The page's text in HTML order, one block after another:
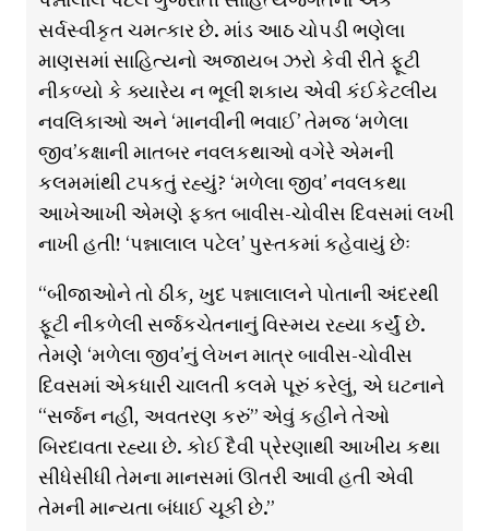
સર્વસ્વીકૃત ચમત્કાર છે. માંડ આઠ ચોપડી ભણેલા
માણસમાં સાહિત્યનો અજાયબ ઝરો કેવી રીતે ફૂટી
નીકળ્યો કે ક્યારેય ન ભૂલી શકાય એવી કંઈકેટલીય
નવલિકાઓ અને ‘માનવીની ભવાઈ’ તેમજ ‘મળેલા
જીવ’કક્ષાની માતબર નવલકથાઓ વગેરે એમની
કલમમાંથી ટપકતું રહ્યું? ‘મળેલા જીવ’ નવલકથા
આખેઆખી એમણે ફક્ત બાવીસ-ચોવીસ દિવસમાં લખી
નાખી હતી! ‘પન્નાલાલ પટેલ’ પુસ્તકમાં કહેવાયું છેઃ
“બીજાઓને તો ઠીક, ખુદ પન્નાલાલને પોતાની અંદરથી
ફૂટી નીકળેલી સર્જકચેતનાનું વિસ્મય રહ્યા કર્યું છે.
તેમણેે ‘મળેલા જીવ’નું લેખન માત્ર બાવીસ-ચોવીસ
દિવસમાં એકધારી ચાલતી કલમે પૂરું કરેલું, એ ઘટનાને
“સર્જન નહીં, અવતરણ કરું” એવું કહીને તેઓ
બિરદાવતા રહ્યા છે. કોઈ દૈવી પ્રેરણાથી આખીય કથા
સીધેસીધી તેમના માનસમાં ઊતરી આવી હતી એવી
તેમની માન્યતા બંધાઈ ચૂકી છે.”